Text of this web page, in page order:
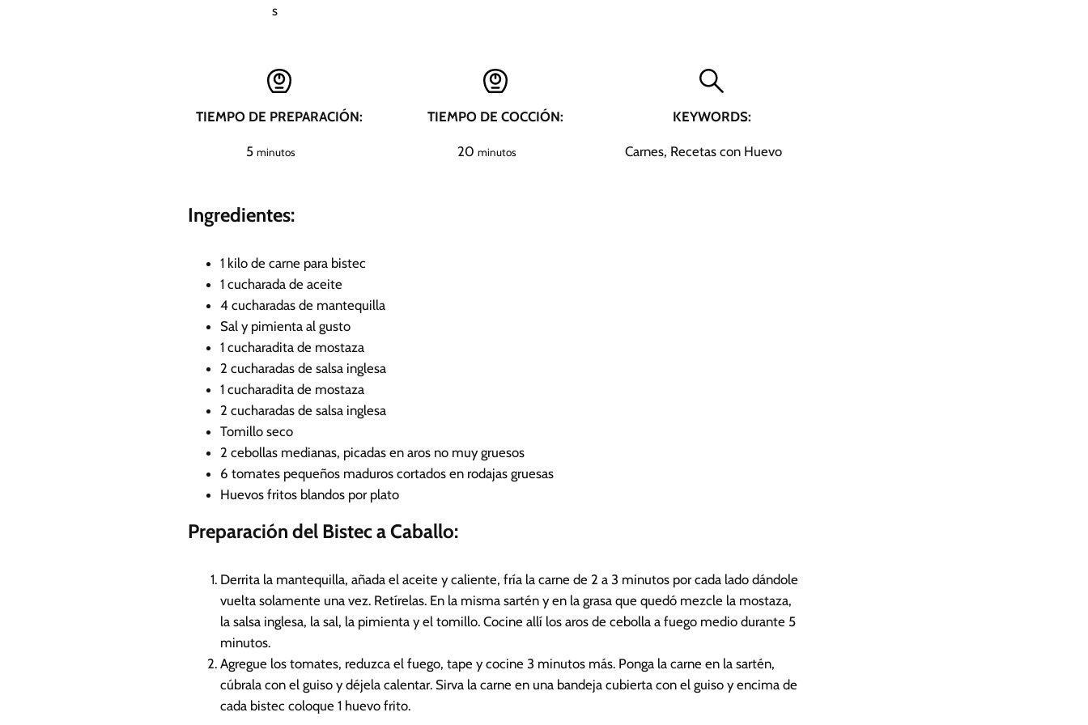
s
TIEMPO DE PREPARACIÓN:
5m
u
o
minutos
TIEMPO DE COCCIÓN:
20 m
minutos
KEYWORDS:
Carnes, Recetas con Huevo
Ingredientes:
1 kilo de carne para bistec
1 cucharada de aceite
4 cucharadas de mantequilla
Sal y pimienta al gusto
1 cucharadita de mostaza
2 cucharadas de salsa inglesa
1 cucharadita de mostaza
2 cucharadas de salsa inglesa
Tomillo seco
2 cebollas medianas, picadas en aros no muy gruesos
6 tomates pequeños maduros cortados en rodajas gruesas
Huevos fritos blandos por plato
Preparación del Bistec a Caballo:
Derrita la mantequilla, añada el aceite y caliente, fría la carne de 2 a 3 minutos por cada lado dándole
vuelta solamente una vez. Retírelas. En la misma sartén y en la grasa que quedó mezcle la mostaza,
la salsa inglesa, la sal, la pimienta y el tomillo. Cocine allí los aros de cebolla a fuego medio durante 5
minutos.
Agregue los tomates, reduzca el fuego, tape y cocine 3 minutos más. Ponga la carne en la sartén,
cúbrala con el guiso y déjela calentar. Sirva la carne en una bandeja cubierta con el guiso y encima de
cada bistec coloque 1 huevo frito.